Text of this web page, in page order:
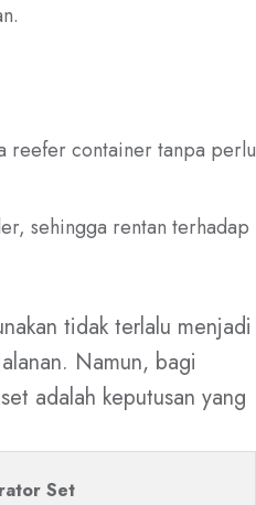
reefer container tanpa perlu
sehingga rentan terhadap
tidak terlalu menjadi
Namun, bagi
adalah keputusan yang
Set